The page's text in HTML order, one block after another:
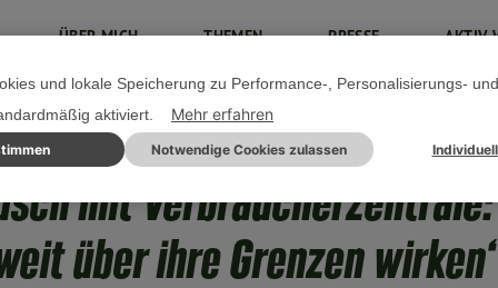
ÜBER MICH THEMEN PRESSE AKTIV
19. MAI 2019
mit Verbraucherzentrale:
über ihre Grenzen
und lokale Speicherung zu Performance-, Personalisierungs-
aktiviert.
Mehr erfahren
Notwendige Cookies zulassen